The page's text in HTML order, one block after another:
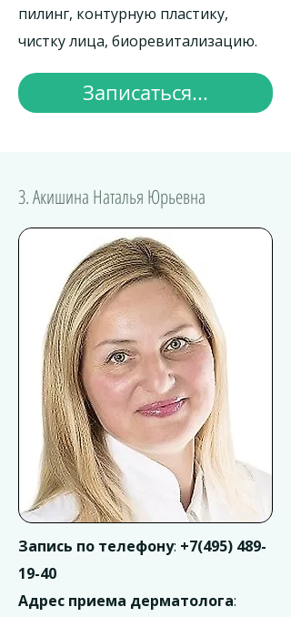
пилинг, контурную пластику,
чистку лица, биоревитализацию.
Записаться...
3. Акишина Наталья Юрьевна
Запись по телефону: +7(495) 489-
19-40
Адрес приема дерматолога: